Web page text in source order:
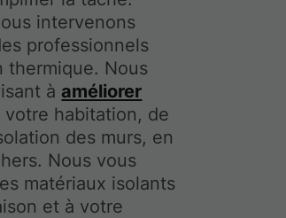
intervenons
professionnels
thermique. Nous
à améliorer
votre habitation, de
des murs, en
Nous vous
matériaux isolants
et à votre